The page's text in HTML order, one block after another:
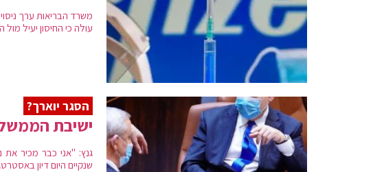
משרד הבריאות ערך ניסוי
עולה כי החיסון יעיל מול
הסגר יוארך?
ישיבת
גנץ: "אני כבר מכיר את
שנקיים היום דיון